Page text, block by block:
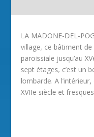
LA MADONE-DEL-
village, ce bâtiment de
paroissiale jusqu’au
sept étages, c’est un
lombarde. A
XVIIe siècle et